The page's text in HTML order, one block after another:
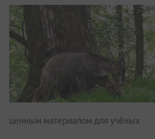
ценным материалом для учёных